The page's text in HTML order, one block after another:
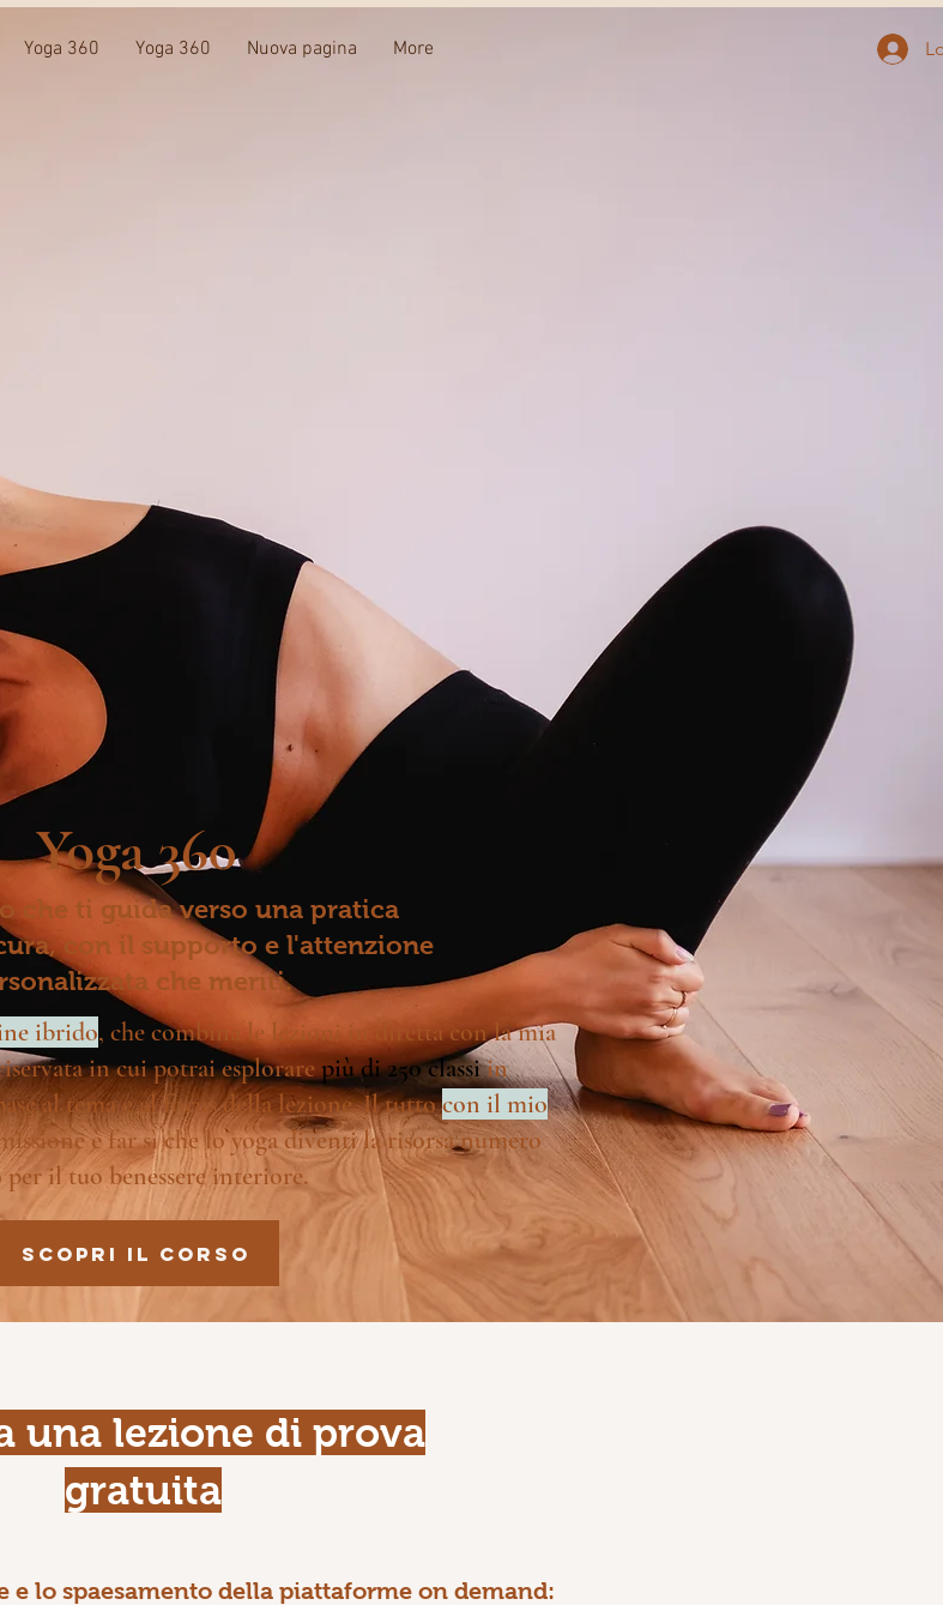
Yoga 360 Yoga 360 Nuova pagina More
Yoga 360
che ti guida verso una pratica
con il supporto e l'attenzione
che meriti.
ibrido, che combina le lezioni in diretta con la mia
in cui potrai esplorarepiù di 250 classiin
al tema e al focus della lezione. Il tuttocon il mio
è far sì che lo yoga diventi la risorsa numero
per il tuo benessere interiore.
Scopri il corso
una lezione di prova
gratuita
e lo spaesamento della piattaforme on demand: